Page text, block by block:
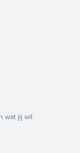
wat jij wil